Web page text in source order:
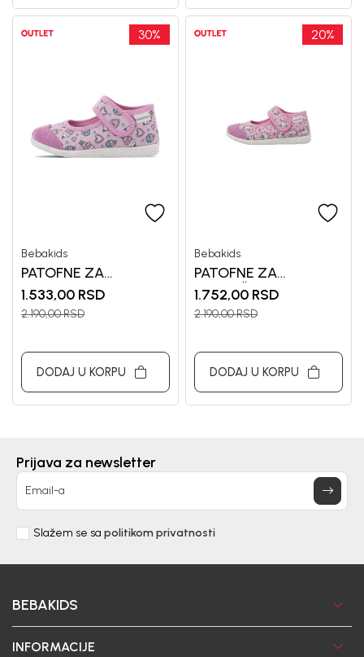
30%
Bebakids
PATOFNE ZA
DEVOJCICE BEBAKIDS
1.533,00 RSD
2.190,00RSD
DODAJ U KORPU
20%
Bebakids
PATOFNE ZA
DEVOJČICE BEBAKIDS
1.752,00 RSD
2.190,00RSD
DODAJ U KORPU
Prijava za newsletter
Email-a
Slažem se sa politikom privatnosti
BEBAKIDS
INFORMACIJE